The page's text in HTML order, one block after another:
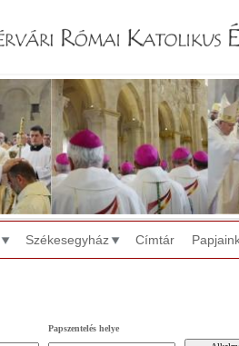
Székesegyház Címtár
Papszentelés helye